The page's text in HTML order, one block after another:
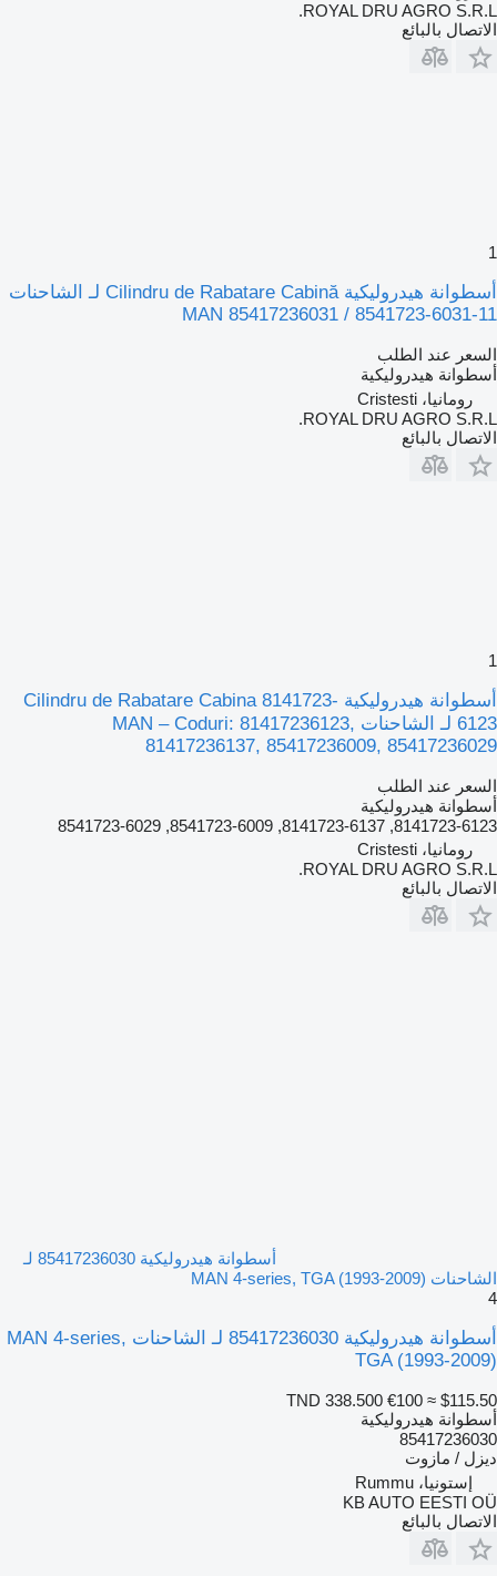
ROYAL DRU AGRO S.R.L.
الاتصال بالبائع
1
أسطوانة هيدروليكية Cilindru de Rabatare Cabină لـ الشاحنات
MAN 85417236031 / 8541723-6031-11
السعر عند الطلب
أسطوانة هيدروليكية
رومانيا، Cristesti
ROYAL DRU AGRO S.R.L.
الاتصال بالبائع
1
أسطوانة هيدروليكية Cilindru de Rabatare Cabina 8141723-
6123 لـ الشاحنات MAN – Coduri: 81417236123,
81417236137, 85417236009, 85417236029
السعر عند الطلب
أسطوانة هيدروليكية
8141723-6123, 8141723-6137, 8541723-6009, 8541723-6029
رومانيا، Cristesti
ROYAL DRU AGRO S.R.L.
الاتصال بالبائع
أسطوانة هيدروليكية 85417236030 لـ
الشاحنات MAN 4-series, TGA (1993-2009)
4
أسطوانة هيدروليكية 85417236030 لـ الشاحنات MAN 4-series,
TGA (1993-2009)
TND 338.500 €100 ≈ $115.50
أسطوانة هيدروليكية
85417236030
ديزل / مازوت
إستونيا، Rummu
KB AUTO EESTI OÜ
الاتصال بالبائع